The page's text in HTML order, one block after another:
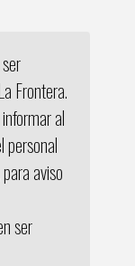
Frontera.
al
personal
aviso
ser